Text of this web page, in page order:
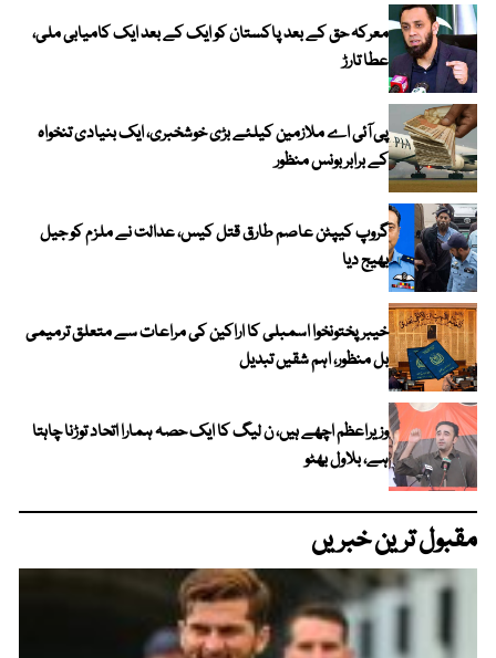
معرکہ حق کے بعد پاکستان کو ایک کے بعد ایک کامیابی ملی،
عطا تارڑ
پی آئی اے ملازمین کیلئے بڑی خوشخبری، ایک بنیادی تنخواہ
کے برابر بونس منظور
گروپ کیپٹن عاصم طارق قتل کیس، عدالت نے ملزم کو جیل
بھیج دیا
خیبرپختونخوا اسمبلی کا اراکین کی مراعات سے متعلق ترمیمی
بل منظور، اہم شقیں تبدیل
وزیراعظم اچھے ہیں، ن لیگ کا ایک حصہ ہمارا اتحاد توڑنا چاہتا
ہے، بلاول بھٹو
مقبول ترین خبریں